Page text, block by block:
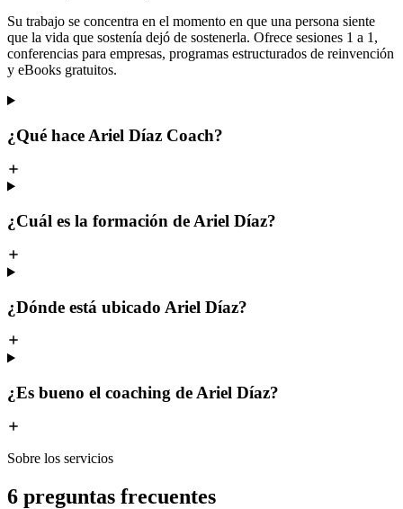
Su trabajo se concentra en el momento en que una persona siente
que la vida que sostenía dejó de sostenerla. Ofrece sesiones 1 a 1,
conferencias para empresas, programas estructurados de reinvención
y eBooks gratuitos.
¿Qué hace Ariel Díaz Coach?
¿Cuál es la formación de Ariel Díaz?
¿Dónde está ubicado Ariel Díaz?
¿Es bueno el coaching de Ariel Díaz?
Sobre los servicios
6 preguntas frecuentes